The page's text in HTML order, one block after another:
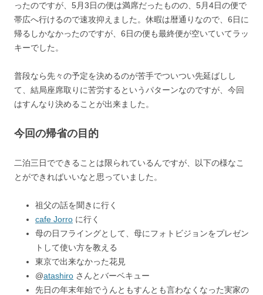
ったのですが、5月3日の便は満席だったものの、5月4日の便で
帯広へ行けるので速攻抑えました。休暇は暦通りなので、6日に
帰るしかなかったのですが、6日の便も最終便が空いていてラッ
キーでした。
普段なら先々の予定を決めるのが苦手でついつい先延ばしし
て、結局座席取りに苦労するというパターンなのですが、今回
はすんなり決めることが出来ました。
今回の帰省の目的
二泊三日でできることは限られているんですが、以下の様なこ
とができればいいなと思っていました。
祖父の話を聞きに行く
cafe Jorro に行く
母の日フライングとして、母にフォトビジョンをプレゼン
トして使い方を教える
東京で出来なかった花見
@atashiro さんとバーベキュー
先日の年末年始でうんともすんとも言わなくなった実家の